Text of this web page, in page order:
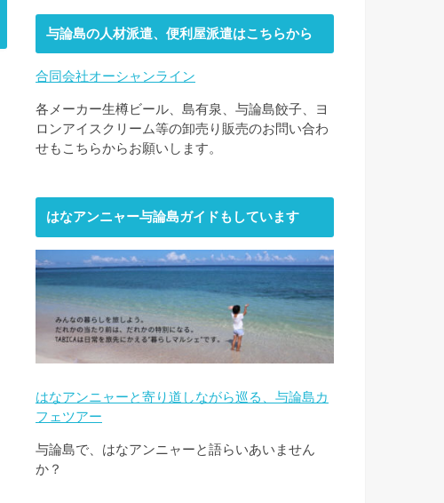
与論島の人材派遣、便利屋派遣はこちらから
合同会社オーシャンライン
各メーカー生樽ビール、島有泉、与論島餃子、ヨ
ロンアイスクリーム等の卸売り販売のお問い合わ
せもこちらからお願いします。
はなアンニャー与論島ガイドもしています
はなアンニャーと寄り道しながら巡る、与論島カ
フェツアー
与論島で、はなアンニャーと語らいあいません
か？